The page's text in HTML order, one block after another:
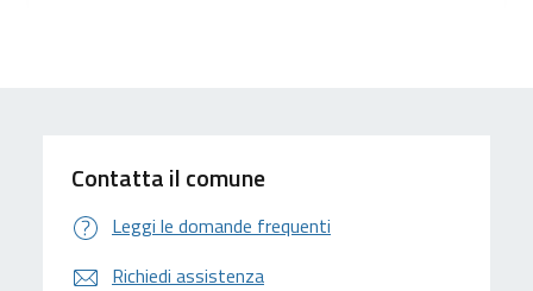
Contatta il comune
Leggi le domande frequenti
Richiedi assistenza